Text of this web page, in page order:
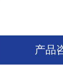
产品